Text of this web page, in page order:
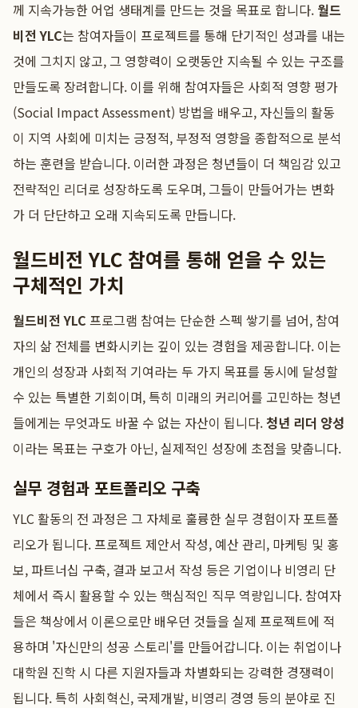
께 지속가능한 어업 생태계를 만드는 것을 목표로 합니다. 월드
비전 YLC는 참여자들이 프로젝트를 통해 단기적인 성과를 내는
것에 그치지 않고, 그 영향력이 오랫동안 지속될 수 있는 구조를
만들도록 장려합니다. 이를 위해 참여자들은 사회적 영향 평가
(Social Impact Assessment) 방법을 배우고, 자신들의 활동
이 지역 사회에 미치는 긍정적, 부정적 영향을 종합적으로 분석
하는 훈련을 받습니다. 이러한 과정은 청년들이 더 책임감 있고
전략적인 리더로 성장하도록 도우며, 그들이 만들어가는 변화
가 더 단단하고 오래 지속되도록 만듭니다.
월드비전 YLC 참여를 통해 얻을 수 있는
구체적인 가치
월드비전 YLC 프로그램 참여는 단순한 스펙 쌓기를 넘어, 참여
자의 삶 전체를 변화시키는 깊이 있는 경험을 제공합니다. 이는
개인의 성장과 사회적 기여라는 두 가지 목표를 동시에 달성할
수 있는 특별한 기회이며, 특히 미래의 커리어를 고민하는 청년
들에게는 무엇과도 바꿀 수 없는 자산이 됩니다.청년 리더 양성
이라는 목표는 구호가 아닌, 실제적인 성장에 초점을 맞춥니다.
실무 경험과 포트폴리오 구축
YLC 활동의 전 과정은 그 자체로 훌륭한 실무 경험이자 포트폴
리오가 됩니다. 프로젝트 제안서 작성, 예산 관리, 마케팅 및 홍
보, 파트너십 구축, 결과 보고서 작성 등은 기업이나 비영리 단
체에서 즉시 활용할 수 있는 핵심적인 직무 역량입니다. 참여자
들은 책상에서 이론으로만 배우던 것들을 실제 프로젝트에 적
용하며 '자신만의 성공 스토리'를 만들어갑니다. 이는 취업이나
대학원 진학 시 다른 지원자들과 차별화되는 강력한 경쟁력이
됩니다. 특히 사회혁신, 국제개발, 비영리 경영 등의 분야로 진